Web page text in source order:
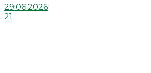
29.06.2026
21